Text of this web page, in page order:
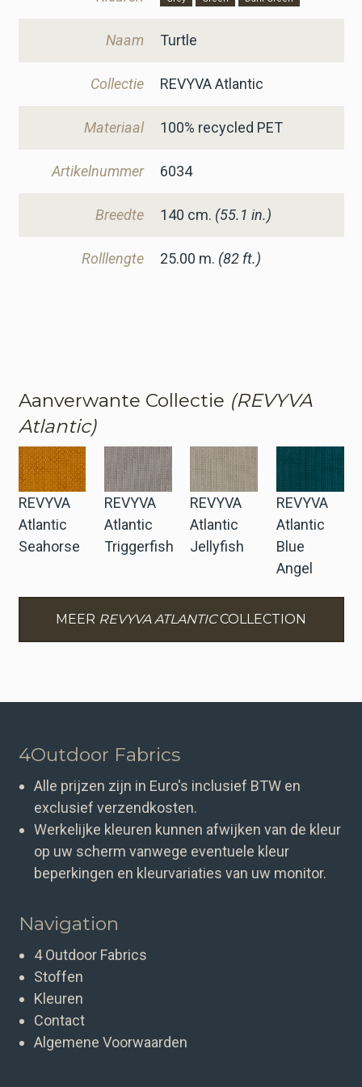
Naam Turtle
Collectie REVYVA Atlantic
Materiaal 100% recycled PET
Artikelnummer 6034
Breedte 140 cm. (55.1 in.)
Rolllengte 25.00 m. (82 ft.)
Aanverwante Collectie (REVYVA
Atlantic)
REVYVA
Atlantic
Seahorse
REVYVA
Atlantic
Triggerfish
REVYVA
Atlantic
Jellyfish
REVYVA
Atlantic
Blue
Angel
MEER REVYVA ATLANTICCOLLECTION
4Outdoor Fabrics
Alle prijzen zijn in Euro's inclusief BTW en
exclusief verzendkosten.
Werkelijke kleuren kunnen afwijken van de kleur
op uw scherm vanwege eventuele kleur
beperkingen en kleurvariaties van uw monitor.
Navigation
4 Outdoor Fabrics
Stoffen
Kleuren
Contact
Algemene Voorwaarden